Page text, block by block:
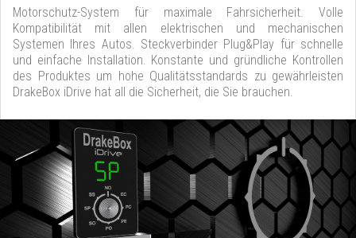
Motorschutz-System für maximale Fahrsicherheit. Volle
Kompatibilität mit allen elektrischen und mechanischen
Systemen Ihres Autos. Steckverbinder Plug&Play für schnelle
und einfache Installation. Konstante und gründliche Kontrollen
des Produktes um hohe Qualitätsstandards zu gewährleisten
DrakeBox iDrive hat all die Sicherheit, die Sie brauchen.